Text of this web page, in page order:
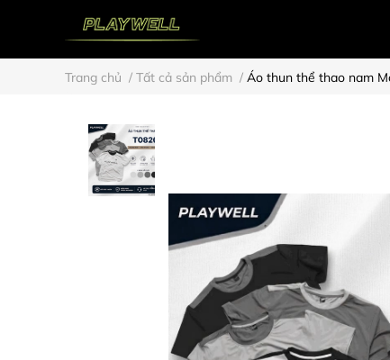
Trang chủ / Tất cả sản phẩm / Áo thun thể thao nam